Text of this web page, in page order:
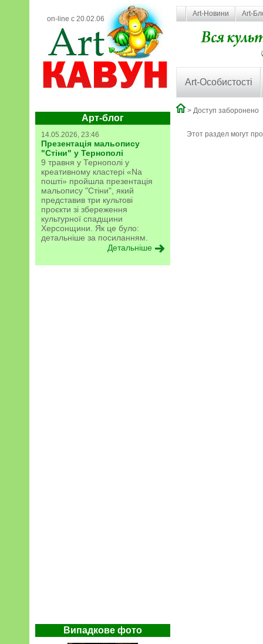
on-line с 20.02.06
Art-Новини Art-
Art-Особистості
Арт-блог
14.05.2026, 23:46
Презентація мальопису
"Стіни" у Тернополі
9 травня у Тернополі у
креативному кластері «Na
пошті» пройшла презентація
мальопису "Стіни", який
представив три культові
проєкти зі збереження
культурної спадщини
Херсонщини. Як це було:
детальніше за посиланням.
Детальніше
Випадкове фото
> Доступ заборонено
Этот раздел могут